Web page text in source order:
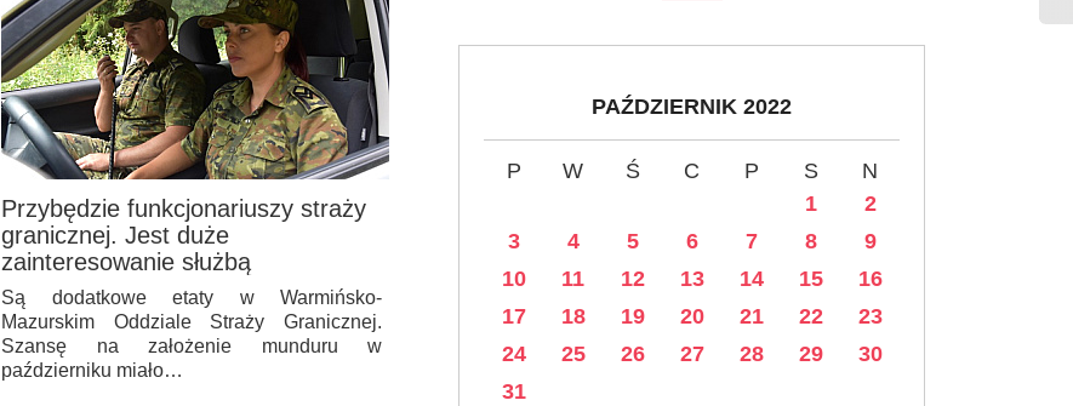
Przybędzie funkcjonariuszy straży
granicznej. Jest duże
zainteresowanie służbą
Są dodatkowe etaty w Warmińsko-
Mazurskim Oddziale Straży Granicznej.
Szansę na założenie munduru w
październiku miało…
PAŹDZIERNIK 2022
P W Ś C P S
N
1
2
3
4 5 6 7 8
9
10
11 12 13 14 15
16
17
18 19 20 21 22
23
24
25 26 27 28 29
30
31